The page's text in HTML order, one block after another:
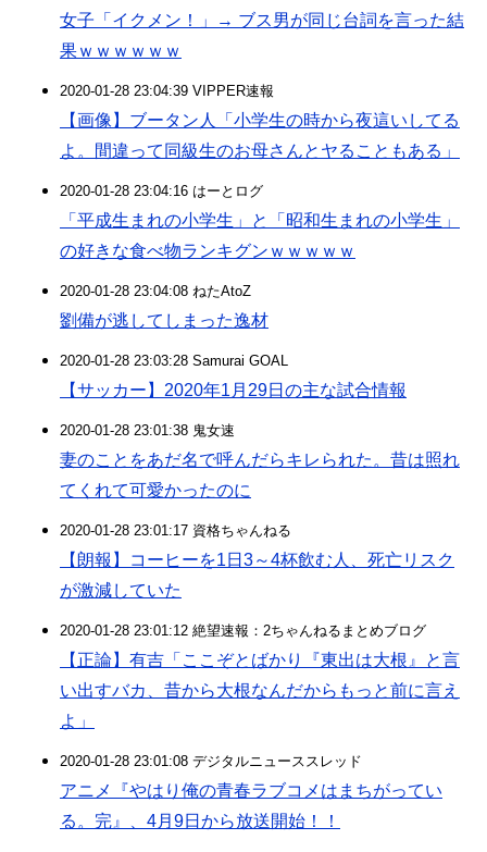
女子「イクメン！」→ ブス男が同じ台詞を言った結
果ｗｗｗｗｗｗ
2020-01-28 23:04:39 VIPPER速報
【画像】ブータン人「小学生の時から夜這いしてる
よ。間違って同級生のお母さんとヤることもある」
2020-01-28 23:04:16 はーとログ
「平成生まれの小学生」と「昭和生まれの小学生」
の好きな食べ物ランキグンｗｗｗｗｗ
2020-01-28 23:04:08 ねたAtoZ
劉備が逃してしまった逸材
2020-01-28 23:03:28 Samurai GOAL
【サッカー】2020年1月29日の主な試合情報
2020-01-28 23:01:38 鬼女速
妻のことをあだ名で呼んだらキレられた。昔は照れ
てくれて可愛かったのに
2020-01-28 23:01:17 資格ちゃんねる
【朗報】コーヒーを1日3～4杯飲む人、死亡リスク
が激減していた
2020-01-28 23:01:12 絶望速報：2ちゃんねるまとめブログ
【正論】有吉「ここぞとばかり『東出は大根』と言
い出すバカ、昔から大根なんだからもっと前に言え
よ」
2020-01-28 23:01:08 デジタルニューススレッド
アニメ『やはり俺の青春ラブコメはまちがってい
る。完』、4月9日から放送開始！！